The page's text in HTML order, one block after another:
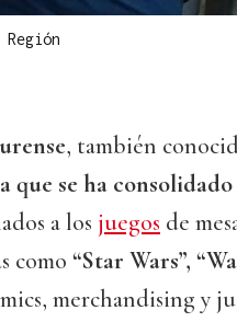
Región
, también
que se ha consolidado
a los juegos de
como “Star Wars”,
merchandising y